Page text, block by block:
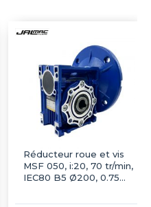
Réducteur roue et vis
MSF 050, i:20, 70 tr/min,
IEC80 B5 Ø200, 0.75